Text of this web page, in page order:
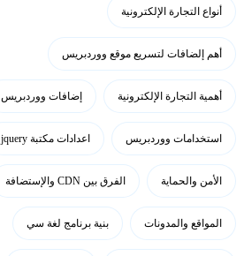
أنواع التجارة الإلكترونية
أهم إلضافات لتسريع موقع ووردبريس
أهمية التجارة الإلكترونية إضافات ووردبريس
استخدامات ووردبريس اعدادات مكتبة jquery
الأمن والحماية الفرق بين CDN والإستضافة
المواقع والمدونات بنية برنامج لغة سي